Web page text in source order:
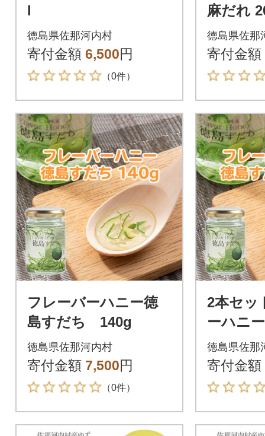
l
徳島県佐那河内村
寄付金額 6,500円
（0件）
麻だれ
徳島県佐那
寄付金額
フレーバーハニー徳
島すだち 140g
徳島県佐那河内村
寄付金額 7,500円
（0件）
2本セ
ーハニ
40g×2
徳島県佐那
寄付金額